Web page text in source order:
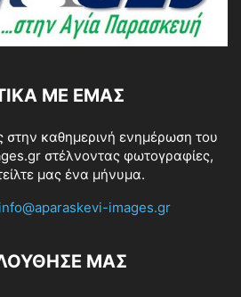
ΜΕ ΕΜΆΣ
στην καθημερινή ενημέρωση του
στέλνοντας φωτογραφίες,
μας ένα μήνυμα.
info@aparaskevi-images.gr
ΜΑΣ